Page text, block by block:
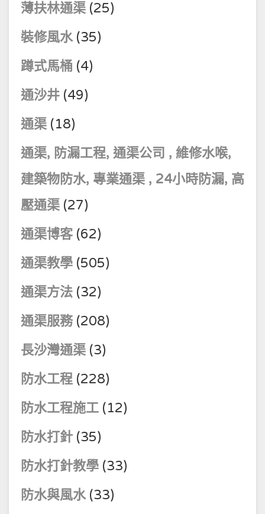
薄扶林通渠 (25)
裝修風水(35)
蹲式馬桶 (4)
通沙井 (49)
通渠 (18)
通渠, 防漏工程, 通渠公司 , 維修水喉,
建築物防水, 專業通渠 , 24小時防漏, 高
壓通渠 (27)
通渠博客(62)
通渠教學 (505)
通渠方法 (32)
通渠服務(208)
長沙灣通渠 (3)
防水工程 (228)
防水工程施工 (12)
防水打針 (35)
防水打針教學 (33)
防水與風水(33)